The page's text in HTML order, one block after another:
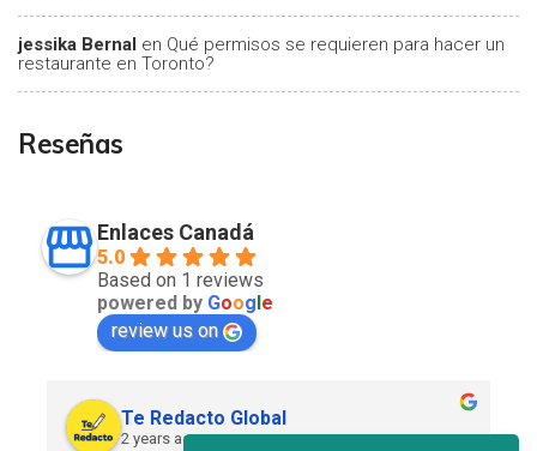
jessika Bernal en Qué permisos se requieren para hacer un
restaurante en Toronto?
Reseñas
Enlaces Canadá
5.0
Based on 1 reviews
powered by Google
review us on
Te Redacto Global
2 years ago